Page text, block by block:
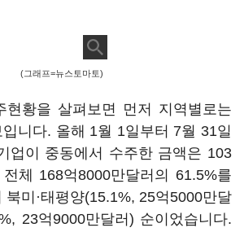
(그래프=뉴스토마토)
현황을 살펴보면 먼저 지역별로는
니다. 올해 1월 1일부터 7월 31일
업이 중동에서 수주한 금액은 103
체 168억8000만달러의 61.5%를
북미·태평양(15.1%, 25억5000만달
23억9000만달러) 순이었습니다.